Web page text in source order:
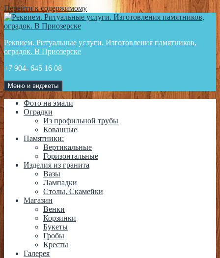
Перейти к содержимому
Реквием. Ритуальные услуги. Изготовления памятников,
оградок. В Приозерске
+7 904- 645 16 08
Меню и виджеты
Фото на эмали
Оградки
Из профильной трубы
Кованные
Памятники:
Вертикальные
Горизонтальные
Изделия из гранита
Вазы
Лампадки
Столы, Скамейки
Магазин
Венки
Корзинки
Букеты
Гробы
Кресты
Галерея